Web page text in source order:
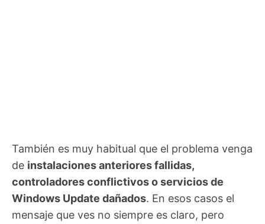
También es muy habitual que el problema venga
de instalaciones anteriores fallidas,
controladores conflictivos o servicios de
Windows Update dañados. En esos casos el
mensaje que ves no siempre es claro, pero